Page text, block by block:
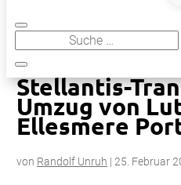
9
Stellantis-Transporter: Umzug von
Stellantis-
Umzug von
Ellesmere
von Randolf Unruh | 25. Februar